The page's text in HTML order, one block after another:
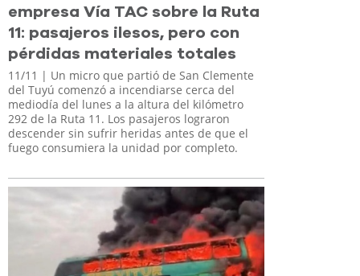
empresa Vía TAC sobre la Ruta
11: pasajeros ilesos, pero con
pérdidas materiales totales
11/11 | Un micro que partió de San Clemente
del Tuyú comenzó a incendiarse cerca del
mediodía del lunes a la altura del kilómetro
292 de la Ruta 11. Los pasajeros lograron
descender sin sufrir heridas antes de que el
fuego consumiera la unidad por completo.